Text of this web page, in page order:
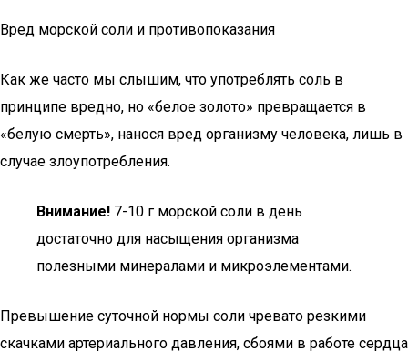
Вред морской соли и противопоказания
Как же часто мы слышим, что употреблять соль в
принципе вредно, но «белое золото» превращается в
«белую смерть», нанося вред организму человека, лишь в
случае злоупотребления.
Внимание! 7-10 г морской соли в день
достаточно для насыщения организма
полезными минералами и микроэлементами.
Превышение суточной нормы соли чревато резкими
скачками артериального давления, сбоями в работе сердца